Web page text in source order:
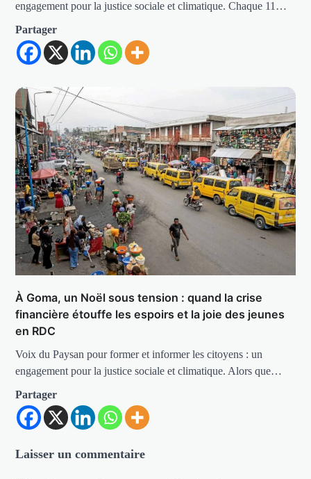
engagement pour la justice sociale et climatique. Chaque 11…
Partager
À Goma, un Noël sous tension : quand la crise
financière étouffe les espoirs et la joie des jeunes
en RDC
Voix du Paysan pour former et informer les citoyens : un
engagement pour la justice sociale et climatique. Alors que…
Partager
Laisser un commentaire